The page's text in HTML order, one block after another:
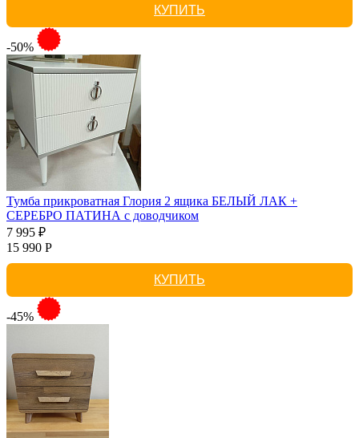
КУПИТЬ
-50%
Тумба прикроватная Глория 2 ящика БЕЛЫЙ ЛАК +
СЕРЕБРО ПАТИНА с доводчиком
7 995 ₽
15 990 Р
КУПИТЬ
-45%